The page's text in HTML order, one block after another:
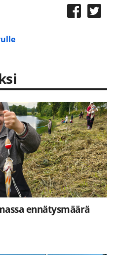
ennätysmäärä